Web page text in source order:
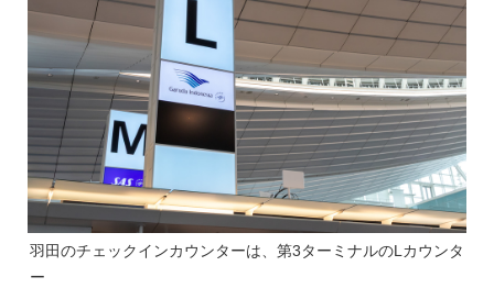
羽田のチェックインカウンターは、第3ターミナルのLカウンタ
ー